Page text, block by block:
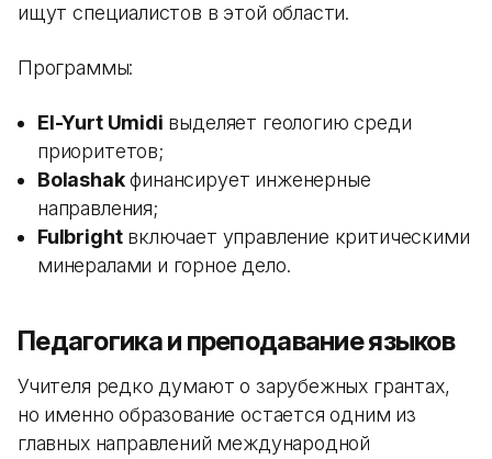
ищут специалистов в этой области.
Программы:
El-Yurt Umidi выделяет геологию среди
приоритетов;
Bolashakфинансирует инженерные
направления;
Fulbrightвключает управление критическими
минералами и горное дело.
Педагогика и преподавание языков
Учителя редко думают о зарубежных грантах,
но именно образование остается одним из
главных направлений международной